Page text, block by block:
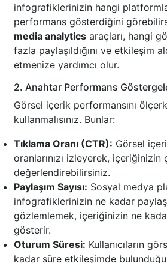
infografiklerinizin hangi
performans gösterdiğini
media analytics araçları, hangi
fazla paylaşıldığını ve etkileşim
etmenize yardımcı olur.
2. Anahtar Performans
Görsel içerik performansını
kullanmalısınız. Bunlar:
Tıklama Oranı (CTR): Görsel
oranlarınızı izleyerek, içeriğinizin
değerlendirebilirsiniz.
Paylaşım Sayısı: Sosyal medya
infografiklerinizin ne kadar
gözlemlemek, içeriğinizin ne
gösterir.
Oturum Süresi: Kullanıcıların
kadar süre etkileşimde